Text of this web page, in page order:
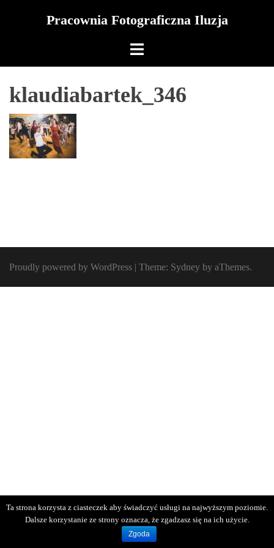
Pracownia Fotograficzna Iluzja
klaudiabartek_346
Proudly powered by WordPress | Theme: Sydney by aThemes.
Ta strona korzysta z ciasteczek aby świadczyć usługi na najwyższym poziomie.
Dalsze korzystanie ze strony oznacza, że zgadzasz się na ich użycie.
Zgoda